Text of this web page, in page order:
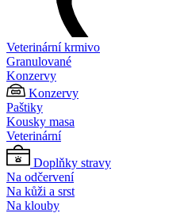
Veterinární krmivo
Granulované
Konzervy
Konzervy
Paštiky
Kousky masa
Veterinární
Doplňky stravy
Na odčervení
Na kůži a srst
Na klouby